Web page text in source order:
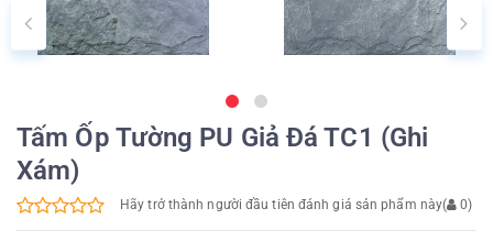
Tấm Ốp Tường PU Giả Đá TC1 (ghi
Xám)
Hãy trở thành người đầu tiên đánh giá sản phẩm này( 0)